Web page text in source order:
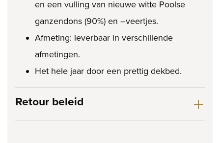
en een vulling van nieuwe witte Poolse
ganzendons (90%) en –veertjes.
Afmeting: leverbaar in verschillende
afmetingen.
Het hele jaar door een prettig dekbed.
Retour beleid